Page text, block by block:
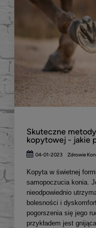
Skuteczne
kopytowej - jakie
04-01-2023 Zdrowie
Kopyta w świetnej
samopoczucia konia.
nieodpowiednio
bolesności i
pogorszenia się jego
przykładem jest